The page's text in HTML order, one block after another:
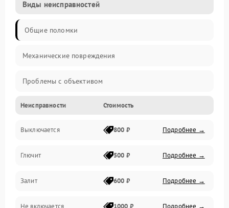
Виды неисправностей
Общие поломки
Механические повреждения
Проблемы с объективом
Электронные ошибки
Механические проблемы
Матрица и оптика
Питание и питание цепей
Неисправности Стоимость
Выключается 800 ₽ Подробнее →
Глючит 500 ₽ Подробнее →
Залит 600 ₽ Подробнее →
Не включается 1000 ₽ Подробнее →